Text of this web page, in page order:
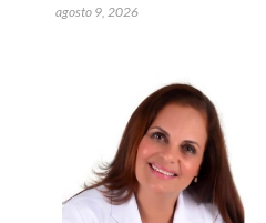
agosto 9, 2026